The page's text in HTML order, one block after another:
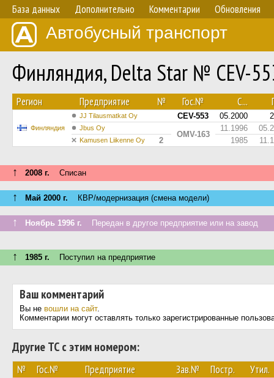
База данных Дополнительно Комментарии Обновления
Автобусный транспорт
Финляндия, Delta Star № CEV-
Регион Предприятие № Гос.№ С...
Финляндия
JJ Tilausmatkat Oy CEV-553 05.2000
Jbus Oy
OMV-163
11.1996
Kamusen Liikenne Oy 2 1985
↑ 2008 г. Списан
↑ Май 2000 г. КВР/модернизация (смена модели)
↑ Ноябрь 1996 г. Передан в другое предприятие или на завод
↑ 1985 г. Поступил на предприятие
Ваш комментарий
Вы не вошли на сайт.
Комментарии могут оставлять только зарегистрированные
Другие ТС с этим номером:
№ Гос.№ Предприятие Зав.№ Постр. Утил.